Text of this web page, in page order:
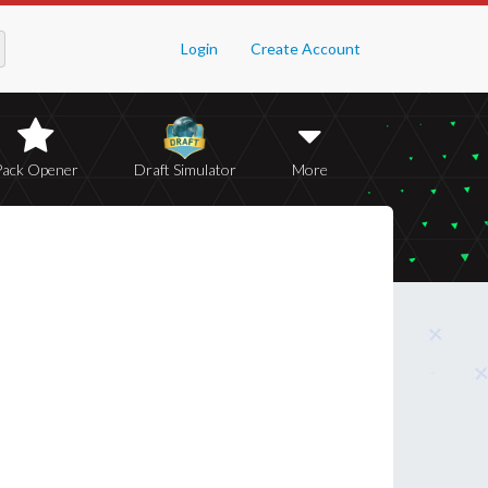
Login Create Account
Opener Draft Simulator More